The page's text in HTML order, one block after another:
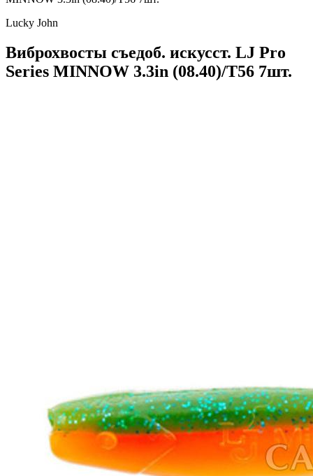
Lucky John
Виброхвосты съедоб. искусст. LJ Pro
Series MINNOW 3.3in (08.40)/T56 7шт.